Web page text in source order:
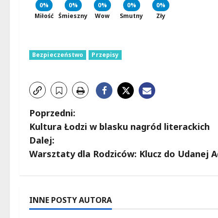
0%
Miłość
0%
Śmieszny
0%
Wow
0%
Smutny
0%
Zły
Bezpieczeństwo Przepisy
Z
o
b
c
Poprzedni:
Kultura Łodzi w blasku nagród literackich
Dalej:
Warsztaty dla Rodziców: Klucz do Udanej
INNE POSTY AUTORA